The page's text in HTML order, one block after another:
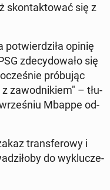
skon­tak­to­wać się z
po­twier­dzi­ła opinię
zde­cy­do­wa­ło się
pró­bu­jąc
za­wod­ni­kiem" – tłu­
Mbappe od­
trans­fe­ro­wy i
do wy­klu­cze­